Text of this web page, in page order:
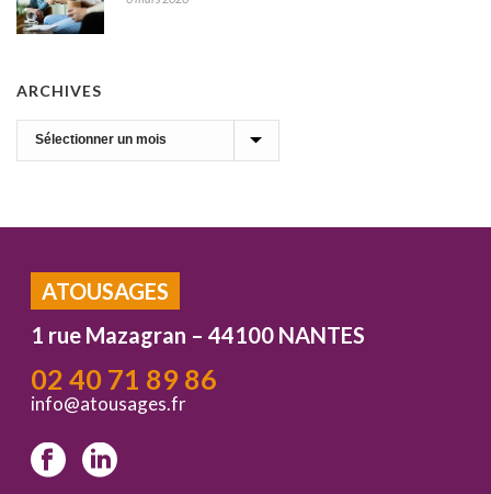
ARCHIVES
Archives
ATOUSAGES
1 rue Mazagran – 44100 NANTES
02 40 71 89 86
info@atousages.fr